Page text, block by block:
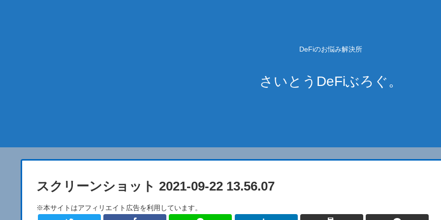
DeFiのお悩み解決所
さいとうDeFiぶろぐ。
スクリーンショット 2021-09-22 13.56.07
※本サイトはアフィリエイト広告を利用しています。